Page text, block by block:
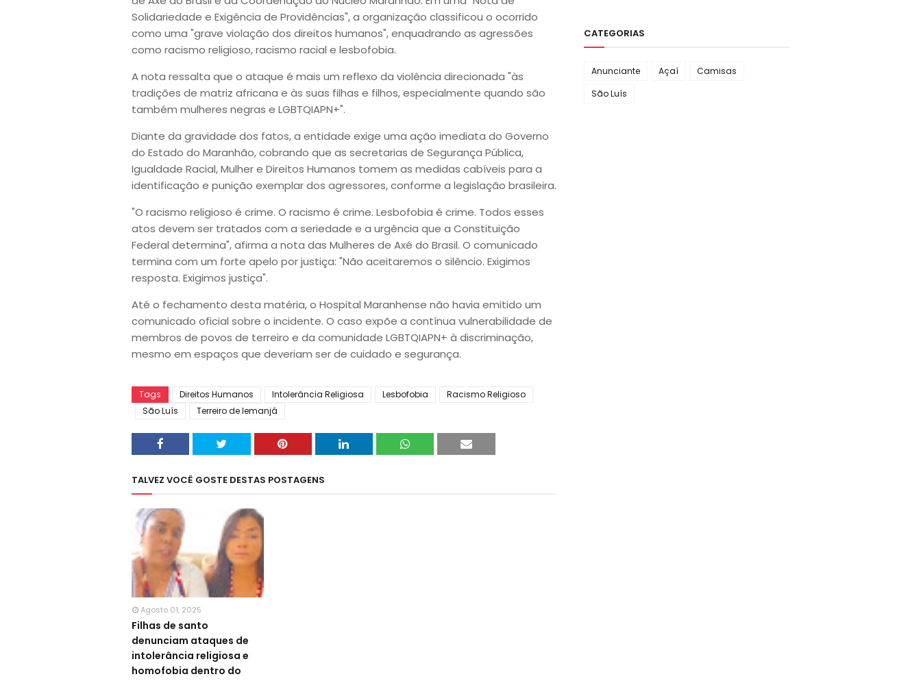
Solidariedade e Exigência de Providências", a organização classificou o ocorrido
como uma "grave violação dos direitos humanos", enquadrando as agressões
como racismo religioso, racismo racial e lesbofobia.
A nota ressalta que o ataque é mais um reflexo da violência direcionada "às
tradições de matriz africana e às suas filhas e filhos, especialmente quando são
também mulheres negras e LGBTQIAPN+".
Diante da gravidade dos fatos, a entidade exige uma ação imediata do Governo
do Estado do Maranhão, cobrando que as secretarias de Segurança Pública,
Igualdade Racial, Mulher e Direitos Humanos tomem as medidas cabíveis para a
identificação e punição exemplar dos agressores, conforme a legislação brasileira.
"O racismo religioso é crime. O racismo é crime. Lesbofobia é crime. Todos esses
atos devem ser tratados com a seriedade e a urgência que a Constituição
Federal determina", afirma a nota das Mulheres de Axé do Brasil. O comunicado
termina com um forte apelo por justiça: "Não aceitaremos o silêncio. Exigimos
resposta. Exigimos justiça".
Até o fechamento desta matéria, o Hospital Maranhense não havia emitido um
comunicado oficial sobre o incidente. O caso expõe a contínua vulnerabilidade de
membros de povos de terreiro e da comunidade LGBTQIAPN+ à discriminação,
mesmo em espaços que deveriam ser de cuidado e segurança.
Tags Direitos Humanos Intolerância Religiosa Lesbofobia
Racismo Religioso
São Luís
Terreiro de Iemanjá
TALVEZ VOCÊ GOSTE DESTAS POSTAGENS
Agosto 01, 2025
Filhas de santo
denunciam ataques de
intolerância religiosa e
homofobia dentro do
CATEGORIAS
Anunciante Açaí
Camisas
São Luís